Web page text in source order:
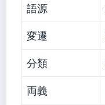
語源
変遷
分類
両義